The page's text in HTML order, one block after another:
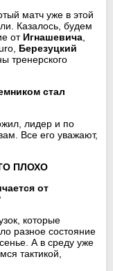
матч уже в этой
Казалось, будем
от Игнашевича
Березуцкий
тренерского
стал
лидер и по
Все его уважают,
ПЛОХО
от
которые
разное состояние
А в среду уже
тактикой,